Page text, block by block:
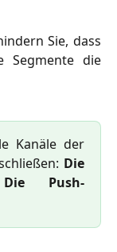
Sie, dass
Segmente die
Kanäle der
Die
Push-